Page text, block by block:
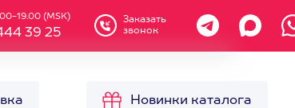
19.00 (MSK)
39 25
Заказать
звонок
Новинки каталога